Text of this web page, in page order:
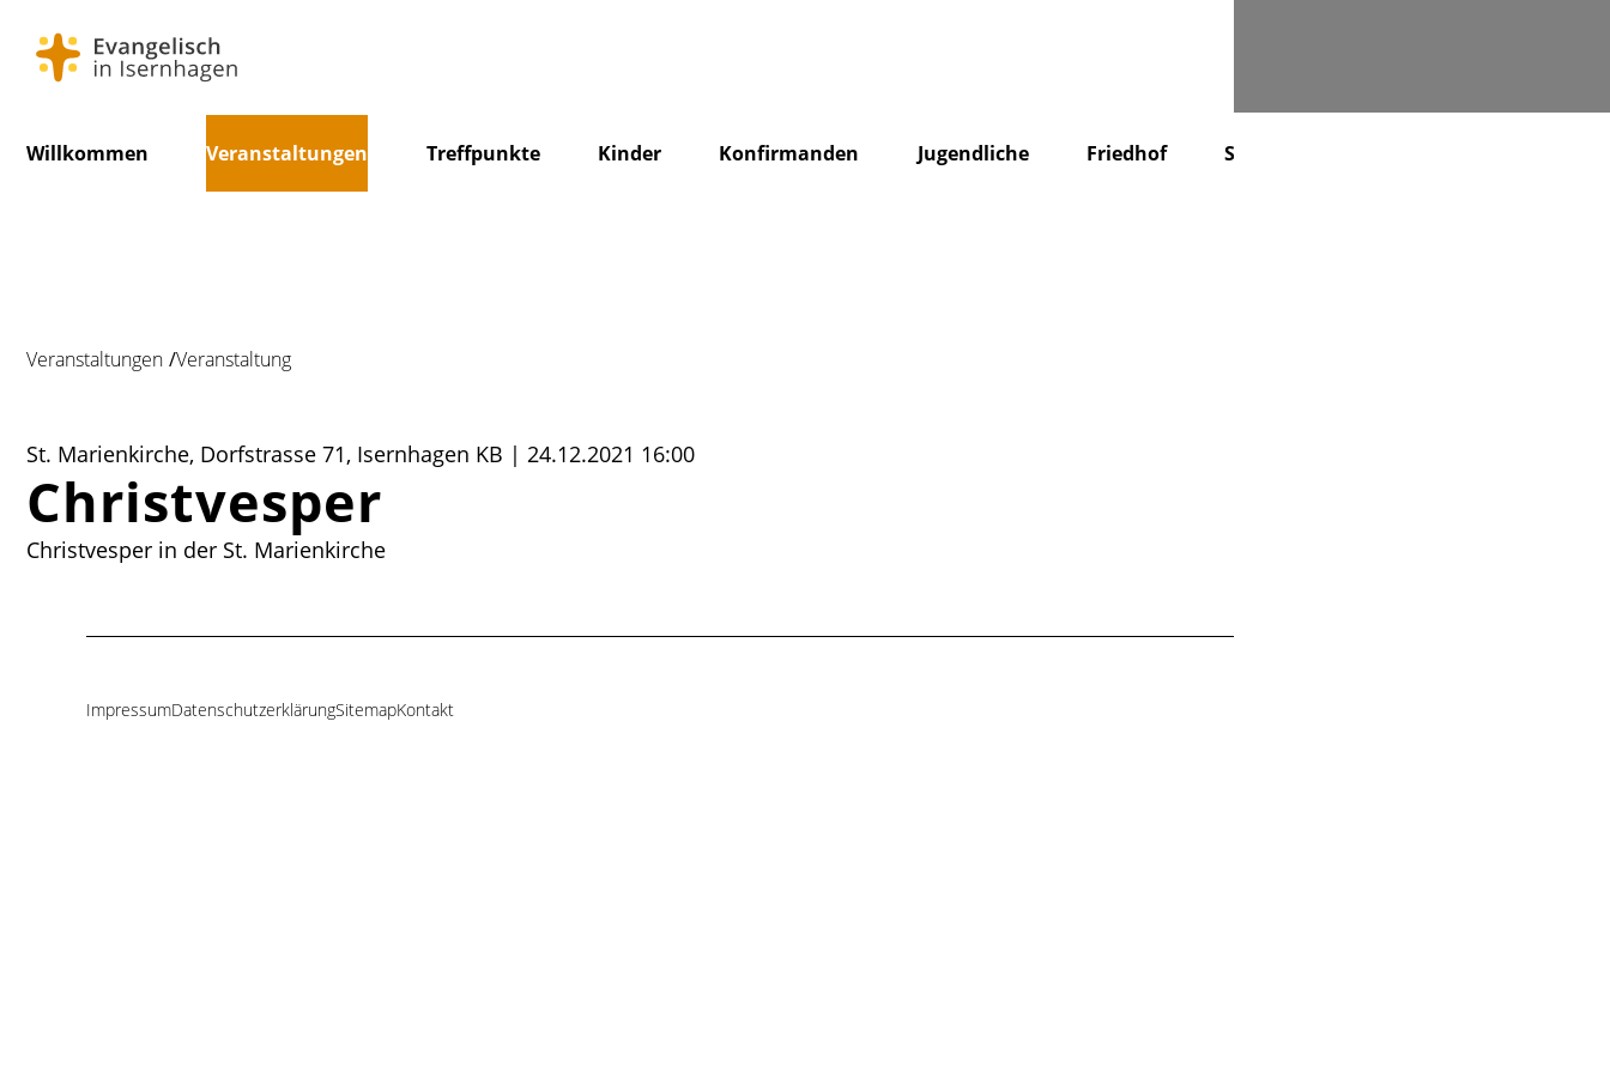
überspringen
Willkommen Veranstaltungen Treffpunkte Kinder Konfirmanden Jugendliche Friedhof Stiftung
Veranstaltungen Veranstaltung
St. Marienkirche, Dorfstrasse 71, Isernhagen KB | 24.12.2021 16:00
Christvesper
Christvesper in der St. Marienkirche
Navigation
ImpressumDatenschutzerklärungSitemapKontakt